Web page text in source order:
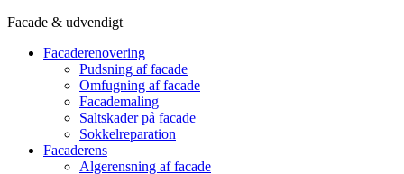
Facade & udvendigt
Facaderenovering
Pudsning af facade
Omfugning af facade
Facademaling
Saltskader på facade
Sokkelreparation
Facaderens
Algerensning af facade